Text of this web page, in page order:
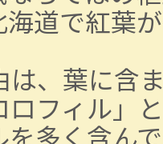
道で紅葉
、葉に含
フィル」
多く含ん